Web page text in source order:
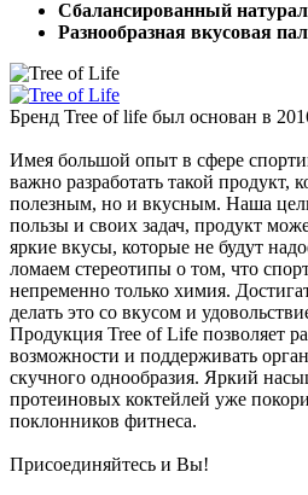
Сбалансированный
Разнообразная вкусовая
Бренд Tree of life был основан в
Имея большой опыт в сфере
важно разработать такой продукт,
полезным, но и вкусным. Наша
пользы и своих задач, продукт
яркие вкусы, которые не будут
ломаем стереотипы о том, что
непременно только химия.
делать это со вкусом и
Продукция Tree of Life позволяет
возможности и поддерживать
скучного однообразия. Яркий
протеиновых коктейлей уже
поклонников фитнеса.
Присоединяйтесь и Вы!